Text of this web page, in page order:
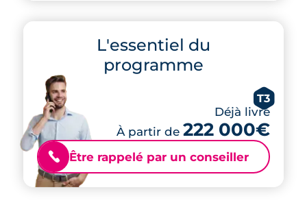
L'essentiel du
programme
T3
Déjà livré
À partir de 222 000€
📞 Être rappelé par un conseiller